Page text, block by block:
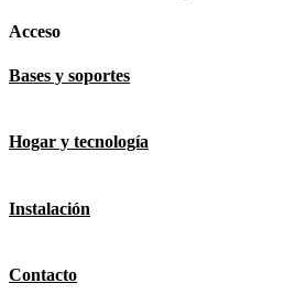
Acceso
Bases y soportes
Hogar y tecnología
Instalación
Contacto